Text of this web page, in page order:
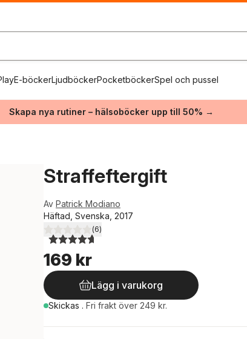
E-böckerLjudböckerPocketböckerSpel och pussel
Skapa nya rutiner – hälsoböcker upp till 50% →
Straffeftergift
Av Patrick Modiano
Häftad, Svenska, 2017
4,7utav 5 stjärnor. Totalt antal röster:
(6)
169 kr
Lägg i varukorg
Skickas . Fri frakt över 249 kr.